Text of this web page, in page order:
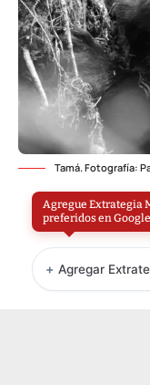
Tamá. Fotografía:
Agregue Extrategia
preferidos en Google
+ Agregar